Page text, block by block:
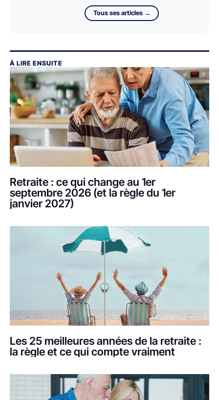
Tous ses articles →
À LIRE ENSUITE
Retraite : ce qui change au 1er
septembre 2026 (et la règle du 1er
janvier 2027)
Les 25 meilleures années de la retraite :
la règle et ce qui compte vraiment